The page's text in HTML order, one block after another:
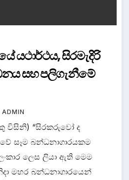
යථාර්ථය, සිරමැදිරි
සහ පලිගැනීමේ
ADMIN
විසිනි) “සිරකරුවෝ ද
සෑම බන්ධනාගාරයකම
ලෙස ලියා ඇති මෙම
මහර බන්ධනාගාරයෙන්